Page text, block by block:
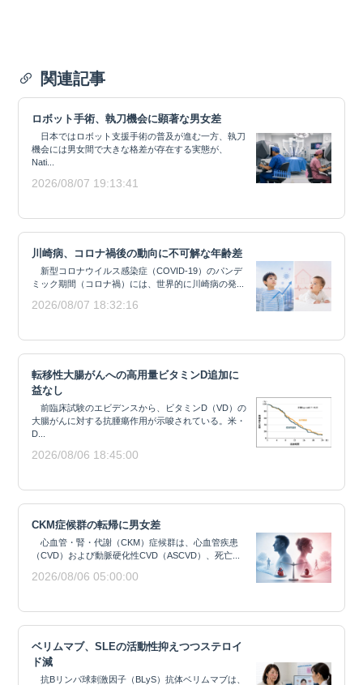
関連記事
ロボット手術、執刀機会に顕著な男女差
日本ではロボット支援手術の普及が進む一方、執刀
機会には男女間で大きな格差が存在する実態が、
Nati...
2026/08/07 19:13:41
川崎病、コロナ禍後の動向に不可解な年齢差
新型コロナウイルス感染症（COVID-19）のパンデ
ミック期間（コロナ禍）には、世界的に川崎病の発...
2026/08/07 18:32:16
転移性大腸がんへの高用量ビタミンD追加に
益なし
前臨床試験のエビデンスから、ビタミンD（VD）の
大腸がんに対する抗腫瘍作用が示唆されている。米・
D...
2026/08/06 18:45:00
CKM症候群の転帰に男女差
心血管・腎・代謝（CKM）症候群は、心血管疾患
（CVD）および動脈硬化性CVD（ASCVD）、死亡...
2026/08/06 05:00:00
ベリムマブ、SLEの活動性抑えつつステロイ
ド減
抗Bリンパ球刺激因子（BLyS）抗体ベリムマブは、